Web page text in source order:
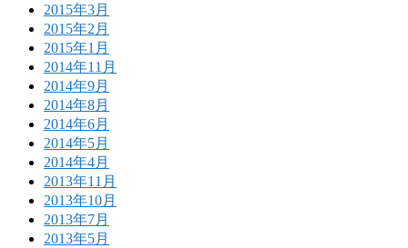
2015年3月
2015年2月
2015年1月
2014年11月
2014年9月
2014年8月
2014年6月
2014年5月
2014年4月
2013年11月
2013年10月
2013年7月
2013年5月